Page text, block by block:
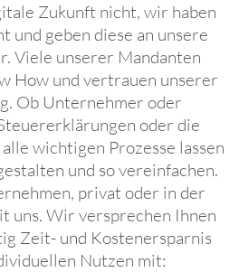
Zukunft nicht, wir haben
und geben diese an unsere
Viele unserer Mandanten
How und vertrauen unserer
Ob Unternehmer oder
oder die
wichtigen Prozesse lassen
und so vereinfachen.
privat oder in der
uns. Wir versprechen Ihnen
Zeit- und Kostenersparnis
Nutzen mit: